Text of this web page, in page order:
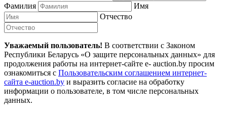
Фамилия
Имя
Отчество
Уважаемый пользователь! В соответствии с Законом
Республики Беларусь «О защите персональных данных» для
продолжения работы на интернет-сайте e- auction.by просим
ознакомиться с Пользовательским соглашением интернет-
сайта e-auction.by и выразить согласие на обработку
информации о пользователе, в том числе персональных
данных.